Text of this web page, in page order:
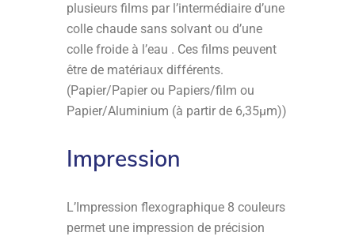
plusieurs films par l’intermédiaire d’une
colle chaude sans solvant ou d’une
colle froide à l’eau . Ces films peuvent
être de matériaux différents.
(Papier/Papier ou Papiers/film ou
Papier/Aluminium (à partir de 6,35µm))
Impression
L’Impression flexographique 8 couleurs
permet une impression de précision